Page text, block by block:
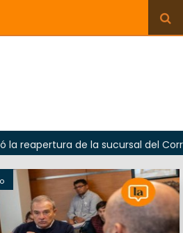
de la sucursal del Correo